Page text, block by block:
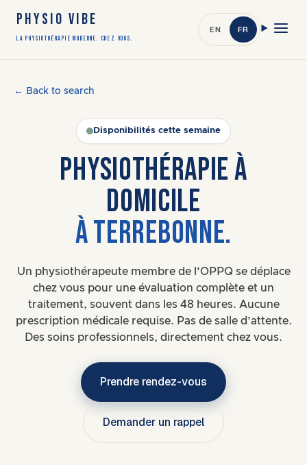
PHYSIO VIBE
LA PHYSIOTHÉRAPIE MODERNE. CHEZ VOUS.
EN FR
← Back to search
Disponibilités cette semaine
PHYSIOTHÉRAPIE À
DOMICILE
À TERREBONNE.
Un physiothérapeute membre de l’OPPQ se déplace
chez vous pour une évaluation complète et un
traitement, souvent dans les 48 heures. Aucune
prescription médicale requise. Pas de salle d’attente.
Des soins professionnels, directement chez vous.
Prendre rendez-vous
Demander un rappel